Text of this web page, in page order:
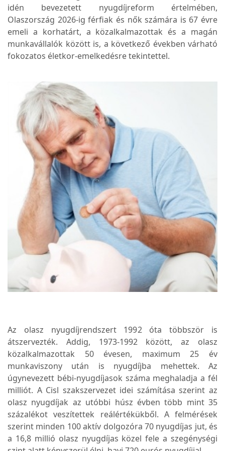
idén bevezetett nyugdíjreform értelmében,
Olaszország 2026-ig férfiak és nők számára is 67 évre
emeli a korhatárt, a közalkalmazottak és a magán
munkavállalók között is, a következő években várható
fokozatos életkor-emelkedésre tekintettel.
Az olasz nyugdíjrendszert 1992 óta többször is
átszervezték. Addig, 1973-1992 között, az olasz
közalkalmazottak 50 évesen, maximum 25 év
munkaviszony után is nyugdíjba mehettek. Az
úgynevezett bébi-nyugdíjasok száma meghaladja a fél
milliót. A Cisl szakszervezet idei számítása szerint az
olasz nyugdíjak az utóbbi húsz évben több mint 35
százalékot veszítettek reálértékükből. A felmérések
szerint minden 100 aktív dolgozóra 70 nyugdíjas jut, és
a 16,8 millió olasz nyugdíjas közel fele a szegénységi